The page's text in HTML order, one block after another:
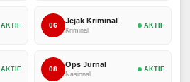
AKTIF 06
Jejak Kriminal
Kriminal
AKTIF
AKTIF 08
Ops Jurnal
Nasional
AKTIF